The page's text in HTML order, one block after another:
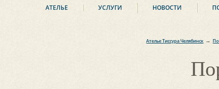
Ателье Тиссура Челябинск →
АТЕЛЬЕ УСЛУГИ НОВОСТИ